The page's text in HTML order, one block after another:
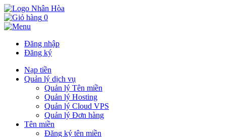
0
Đăng nhập
Đăng ký
Nạp tiền
Quản lý dịch vụ
Quản lý Tên miền
Quản lý Hosting
Quản lý Cloud VPS
Quản lý Đơn hàng
Tên miền
Đăng ký tên miền